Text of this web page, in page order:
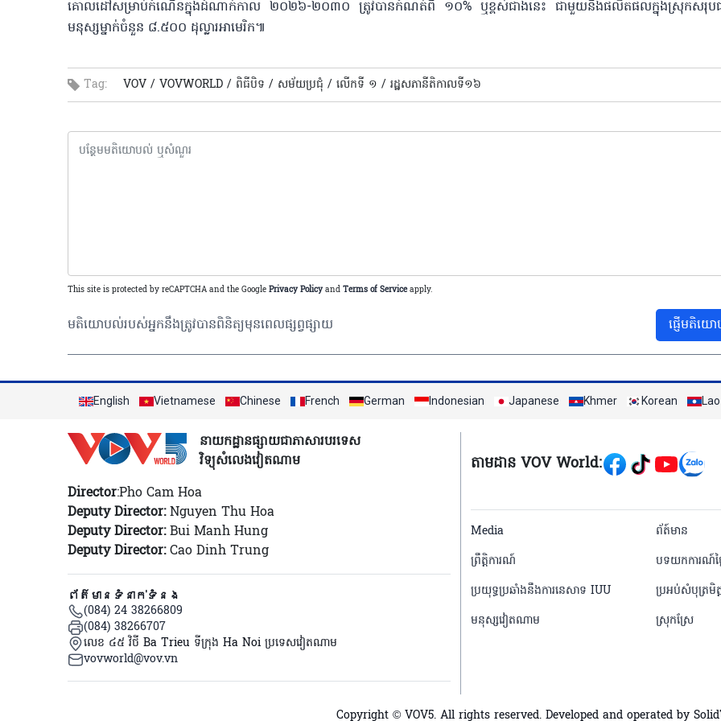
គោលដៅសម្រាប់កំណើនក្នុងដំណាក់កាល ២០២៦-២០៣០ ត្រូវបានកំណត់ពី ១០% ឬខ្ពស់ជាងនេះ ជាមួយនឹងផលិតផលក្នុងស្រុកសរុបជា
មនុស្សម្នាក់ចំនួន ៨.៥០០ ដុល្លារអាមេរិក៕
Tag: VOV / VOVWORLD / ពិធីបិទ / សម័យប្រជុំ / លើកទី ១ / រដ្ឋសភានីតិកាលទី១៦
This site is protected by reCAPTCHA and the Google Privacy Policy and Terms of Serviceapply.
មតិយោបល់របស់អ្នកនឹងត្រូវបានពិនិត្យមុនពេលផ្សព្វផ្សាយ ផ្ញើមតិយ
English Vietnamese Chinese French German Indonesian Japanese Khmer Korean Lao
នាយកដ្ឋានផ្សាយជាភាសារបរទេស
វិទ្យុសំលេងវៀតណាម
Director:Pho Cam Hoa
Deputy Director:Nguyen Thu Hoa
Deputy Director:Bui Manh Hung
Deputy Director:Cao Dinh Trung
ព័ត៌មានទំនាក់ទំនង
(084) 24 38266809
(084) 38266707
លេខ ៤៥ វិថី Ba Trieu ទីក្រុង Ha Noi ប្រទេសវៀតណាម
vovworld@vov.vn
Mạng xã hội
តាមដាន VOV World:
menu footer tiếng
Media ព័ត៍មាន
ព្រឹត្តិការណ៍
បទយកការណ៍ថ្
ប្រយុទ្ធប្រឆាំងនឹងការនេសាទ IUU
ប្រអប់សំបុត្រមិត្
មនុស្សវៀតណាម
ស្រុកស្រែ
Copyright © VOV5. All rights reserved. Developed and operated by